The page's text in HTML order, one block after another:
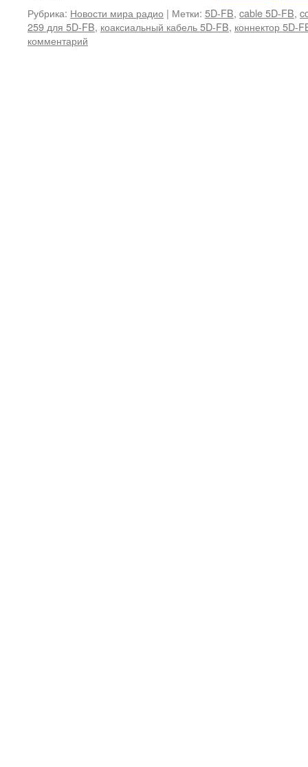
Рубрика: Новости мира радио | Метки: 5D-FB, cable 5D-FB,
259 для 5D-FB, коаксиальный кабель 5D-FB, коннектор 5D-
комментарий